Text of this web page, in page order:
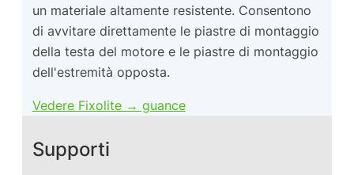
un materiale altamente resistente. Consentono
di avvitare direttamente le piastre di montaggio
della testa del motore e le piastre di montaggio
dell'estremità opposta.
Vedere Fixolite → guance
Supporti